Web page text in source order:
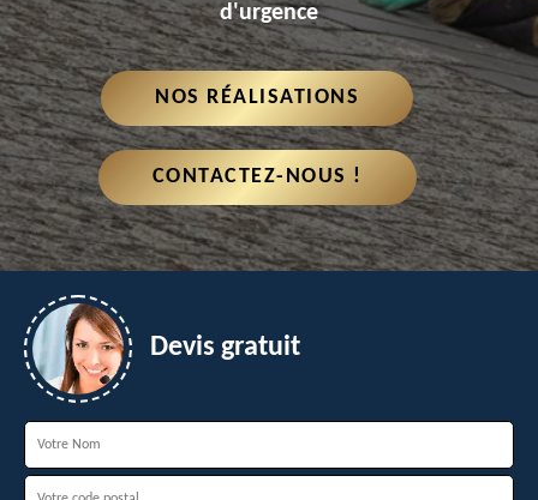
d'urgence
NOS RÉALISATIONS
CONTACTEZ-NOUS !
Devis gratuit